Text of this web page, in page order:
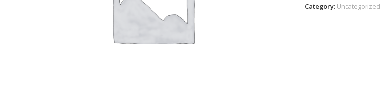
Category: Uncategorized